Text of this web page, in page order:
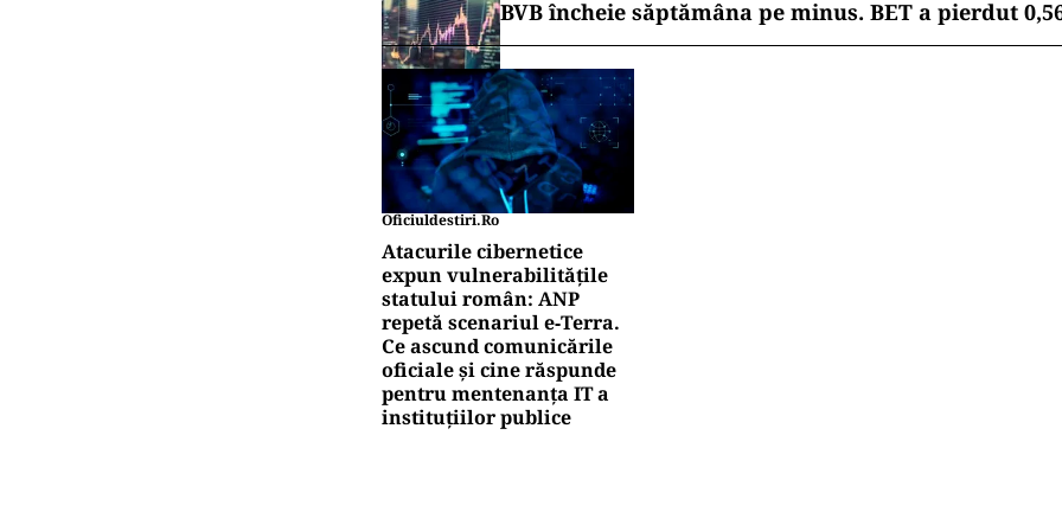
BVB încheie săptămâna pe minus. BET a pierdut
Oficiuldestiri.ro
Atacurile cibernetice
expun vulnerabilitățile
statului român: ANP
repetă scenariul e‑Terra.
Ce ascund comunicările
oficiale și cine răspunde
pentru mentenanța IT a
instituțiilor publice